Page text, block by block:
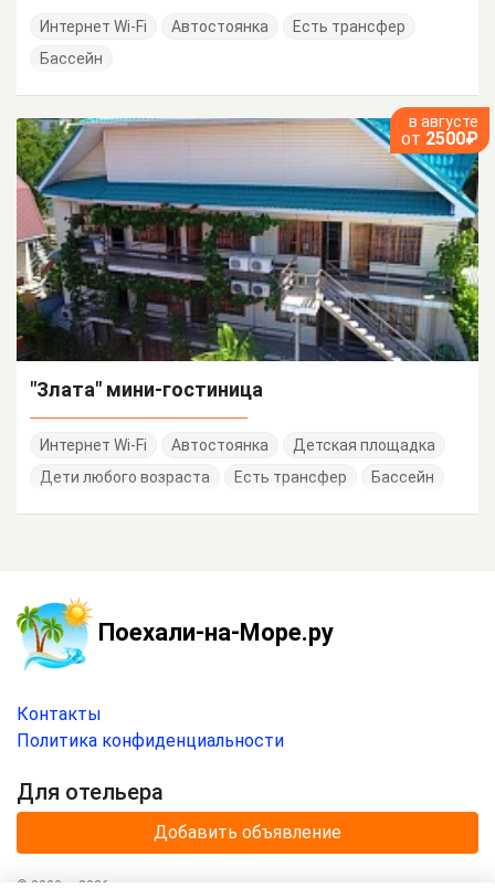
Интернет Wi-Fi Автостоянка
Есть трансфер
Бассейн
в августе
от 2500₽
"Злата" мини-гостиница
Интернет Wi-Fi Автостоянка
Детская площадка
Дети любого возраста
Есть трансфер Бассейн
Поехали-на-Море.ру
Контакты
Политика конфиденциальности
Для отельера
Добавить объявление